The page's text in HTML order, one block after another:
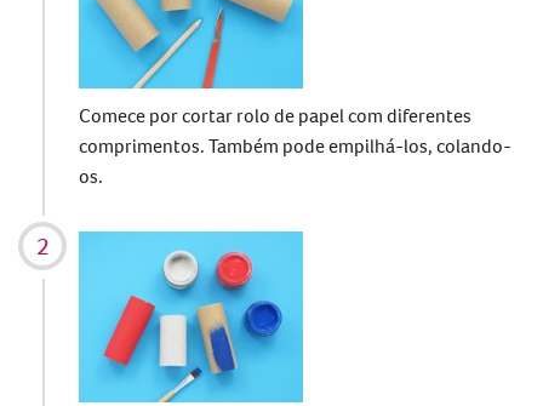
Comece por cortar rolo de papel com diferentes
comprimentos. Também pode empilhá-los, colando-
os.